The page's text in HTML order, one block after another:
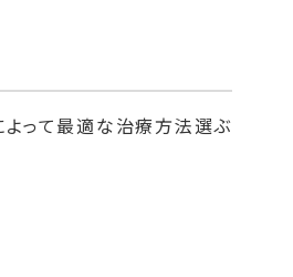
って最適な治療方法選ぶ